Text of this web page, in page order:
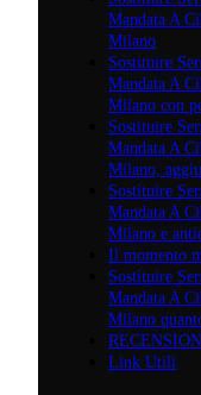
Mandata A
Milano
Sostituire
Mandata A
Milano con
Sostituire
Mandata A
Milano,
Sostituire
Mandata A
Milano e
Il momento
Sostituire
Mandata A
Milano
Link Utili